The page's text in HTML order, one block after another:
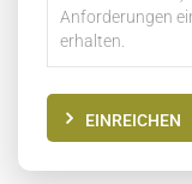
EINREICHEN